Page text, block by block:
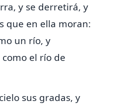
y se derretirá, y
que en ella moran:
un río, y
el río de
sus gradas, y